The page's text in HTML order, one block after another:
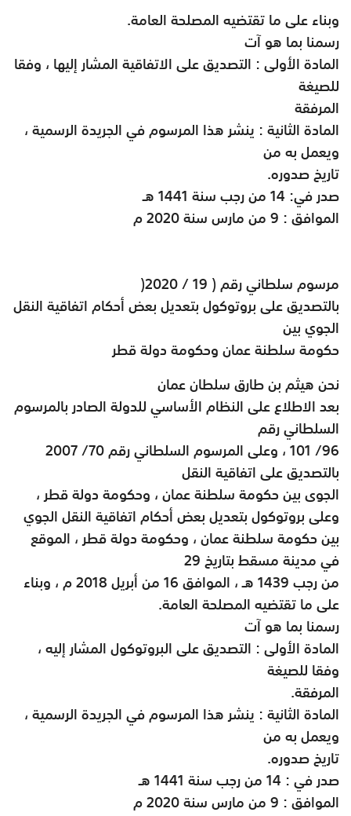
وبناء على ما تقتضيه المصلحة العامة.
رسمنا بما هو آت
المادة الأولى : التصديق على الاتفاقية المشار إليها ، وفقا
للصيغة
المرفقة
المادة الثانية : ينشر هذا المرسوم في الجريدة الرسمية ،
ويعمل به من
تاريخ صدوره.
صدر في: 14 من رجب سنة 1441 هـ
الموافق : 9 من مارس سنة 2020 م
مرسوم سلطاني رقم ( 19 / 2020
)
بالتصديق على بروتوكول بتعديل بعض أحكام اتفاقية النقل
الجوي بين
حكومة سلطنة عمان وحكومة دولة قطر
نحن هيثم بن طارق سلطان عمان
بعد الاطلاع على النظام الأساسي للدولة الصادر بالمرسوم
السلطاني رقم
101 /96
، وعلى المرسوم السلطاني رقم 70/ 2007
بالتصديق على اتفاقية النقل
الجوى بين حكومة سلطنة عمان ، وحكومة دولة قطر ،
وعلى بروتوكول بتعديل بعض أحكام اتفاقية النقل الجوي
بين حكومة سلطنة عمان ، وحكومة دولة قطر ، الموقع
في مدينة مسقط بتاريخ 29
من رجب 1439 هـ ، الموافق 16 من أبريل 2018 م ، وبناء
على ما تقتضيه المصلحة العامة.
رسمنا بما هو آت
المادة الأولى : التصديق على البروتوكول المشار إليه ،
وفقا للصيغة
المرفقة.
المادة الثانية : ينشر هذا المرسوم في الجريدة الرسمية ،
ويعمل به من
تاريخ صدوره.
صدر في : 14 من رجب سنة 1441 هـ
الموافق : 9 من مارس سنة 2020 م